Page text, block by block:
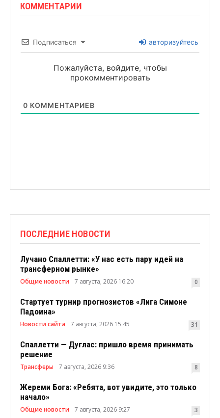
КОММЕНТАРИИ
Подписаться авторизуйтесь
Пожалуйста, войдите, чтобы
прокомментировать
0 КОММЕНТАРИЕВ
ПОСЛЕДНИЕ НОВОСТИ
Лучано Спаллетти: «У нас есть пару идей на
трансферном рынке»
Общие новости 7 августа, 2026 16:20 0
Стартует турнир прогнозистов «Лига Симоне
Падоина»
Новости сайта 7 августа, 2026 15:45 31
Спаллетти — Дуглас: пришло время принимать
решение
Трансферы 7 августа, 2026 9:36 8
Жереми Бога: «Ребята, вот увидите, это только
начало»
Общие новости 7 августа, 2026 9:27 3